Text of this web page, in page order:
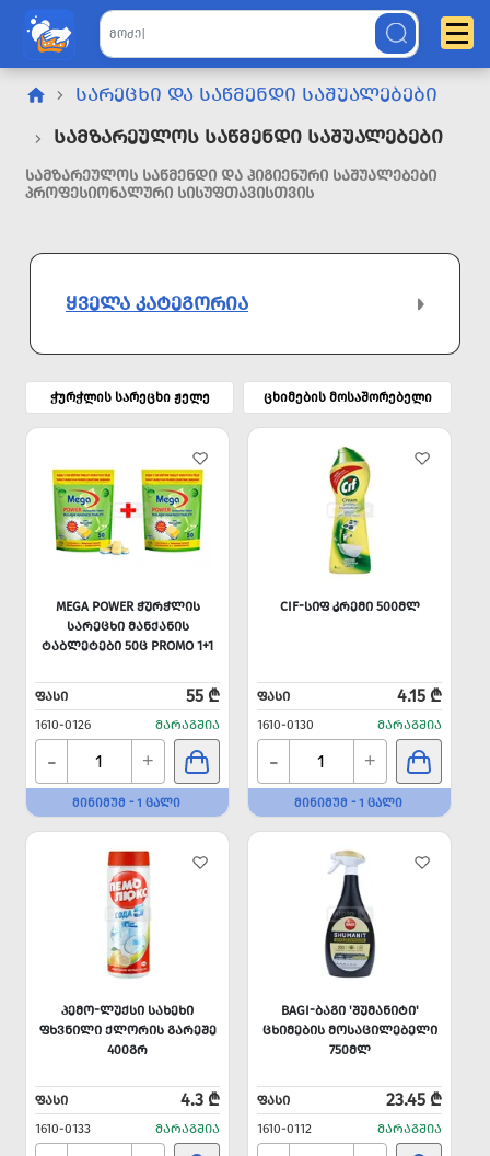
ᲡᲐᲠᲔᲪᲮᲘ ᲓᲐ ᲡᲐᲬᲛᲔᲜᲓᲘ ᲡᲐᲨᲣᲐᲚᲔᲑᲔᲑᲘ
Სამზარეულოს Საწმენდი Საშუალებები
ᲡᲐᲛᲖᲐᲠᲔᲣᲚᲝᲡ ᲡᲐᲬᲛᲔᲜᲓᲘ ᲓᲐ ᲰᲘᲒᲘᲔᲜᲣᲠᲘ ᲡᲐᲨᲣᲐᲚᲔᲑᲔᲑᲘ
ᲞᲠᲝᲤᲔᲡᲘᲝᲜᲐᲚᲣᲠᲘ ᲡᲘᲡᲣᲤᲗᲐᲕᲘᲡᲗᲕᲘᲡ
ᲧᲕᲔᲚᲐ ᲙᲐᲢᲔᲒᲝᲠᲘᲐ
ჭურჭლის სარეცხი ჟელე ცხიმების მოსაშორებელი
MEGA POWER ᲭᲣᲠᲭᲚᲘᲡ
ᲡᲐᲠᲔᲪᲮᲘ ᲛᲐᲜᲥᲐᲜᲘᲡ
ᲢᲐᲑᲚᲔᲢᲔᲑᲘ 50Ც PROMO 1+1
ᲤᲐᲡᲘ 55 ₾
1610-0126 ᲛᲐᲠᲐᲒᲨᲘᲐ
- +
ᲛᲘᲜᲘᲛᲣᲛ - 1 ᲪᲐᲚᲘ
CIF-ᲡᲘᲤ ᲙᲠᲔᲛᲘ 500ᲛᲚ
ᲤᲐᲡᲘ 4.15 ₾
1610-0130 ᲛᲐᲠᲐᲒᲨᲘᲐ
- +
ᲛᲘᲜᲘᲛᲣᲛ - 1 ᲪᲐᲚᲘ
ᲞᲔᲛᲝ-ᲚᲣᲥᲡᲘ ᲡᲐᲮᲔᲮᲘ
ᲤᲮᲕᲜᲘᲚᲘ ᲥᲚᲝᲠᲘᲡ ᲒᲐᲠᲔᲨᲔ
400ᲒᲠ
ᲤᲐᲡᲘ 4.3 ₾
1610-0133 ᲛᲐᲠᲐᲒᲨᲘᲐ
BAGI-ᲑᲐᲒᲘ 'ᲨᲣᲛᲐᲜᲘᲢᲘ'
ᲪᲮᲘᲛᲔᲑᲘᲡ ᲛᲝᲡᲐᲪᲘᲚᲔᲑᲔᲚᲘ
750ᲛᲚ
ᲤᲐᲡᲘ 23.45 ₾
1610-0112 ᲛᲐᲠᲐᲒᲨᲘᲐ